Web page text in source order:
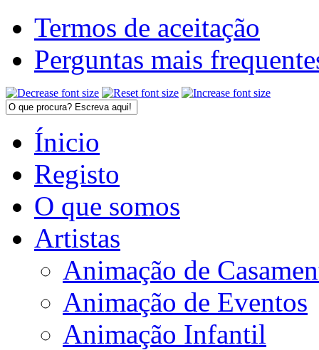
Termos de aceitação
Perguntas mais
Ínicio
Registo
O que somos
Artistas
Animação de
Animação de Eventos
Animação Infantil